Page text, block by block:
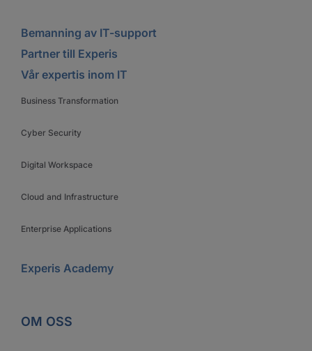
Bemanning av IT-support
Partner till Experis
Vår expertis inom IT
Business Transformation
Cyber Security
Digital Workspace
Cloud and Infrastructure
Enterprise Applications
Experis Academy
OM OSS